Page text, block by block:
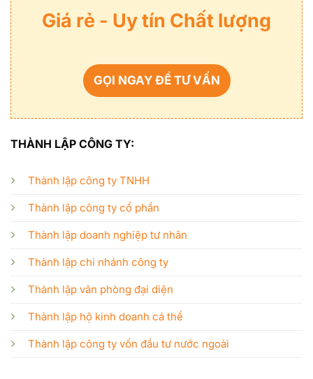
Giá rẻ - Uy tín Chất lượng
GỌI NGAY ĐỂ TƯ VẤN
THÀNH LẬP CÔNG TY:
Thành lập công ty TNHH
Thành lập công ty cổ phần
Thành lập doanh nghiệp tư nhân
Thành lập chi nhánh công ty
Thành lập văn phòng đại diện
Thành lập hộ kinh doanh cá thể
Thành lập công ty vốn đầu tư nước ngoài